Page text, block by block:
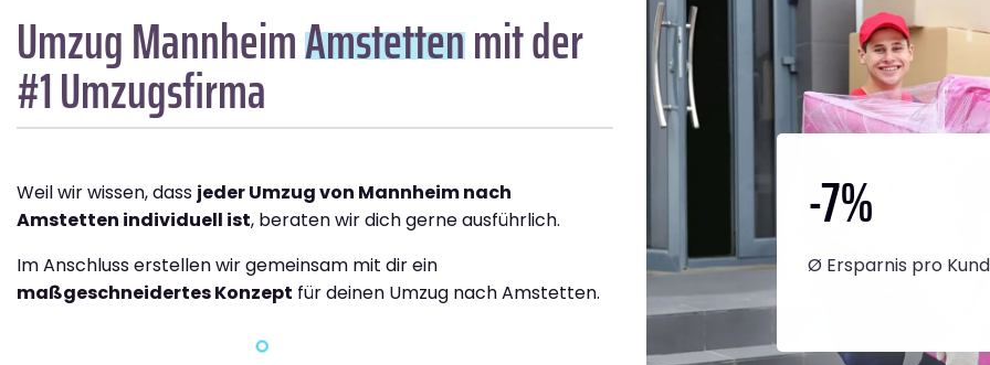
Umzug MannheimAmstettenmit der
#1 Umzugsfirma
Weil wir wissen, dass jeder Umzug von Mannheim nach
Amstetten individuell ist, beraten wir dich gerne ausführlich.
Im Anschluss erstellen wir gemeinsam mit dir ein
maßgeschneidertes Konzept für deinen Umzug nach Amstetten.
-7%
Ø Ersparnis pro